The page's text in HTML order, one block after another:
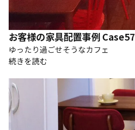
お客様の家具配置事例 Case57
ゆったり過ごせそうなカフェ
続きを読む